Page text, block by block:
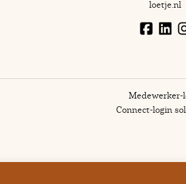
loetje.nl
Medewerker-
Connect-login